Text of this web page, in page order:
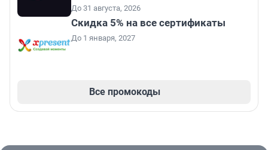
До 31 августа, 2026
Скидка 5% на все сертификаты
До 1 января, 2027
Все промокоды